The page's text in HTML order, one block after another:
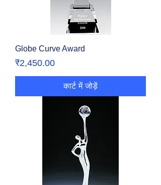
Globe Curve Award
मूल्य
₹2,450.00
कार्ट में जोड़ें